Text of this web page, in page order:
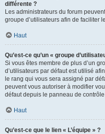
différente ?
Les administrateurs du forum
groupe d’utilisateurs afin de faciliter
Haut
Qu’est-ce qu’un « groupe
Si vous êtes membre de plus d’un
d’utilisateurs par défaut est utilisé
le rang qui vous sera assigné par
peuvent vous autoriser à modifier
défaut depuis le panneau de contrôle
Haut
Qu’est-ce que le lien « L’équipe » ?